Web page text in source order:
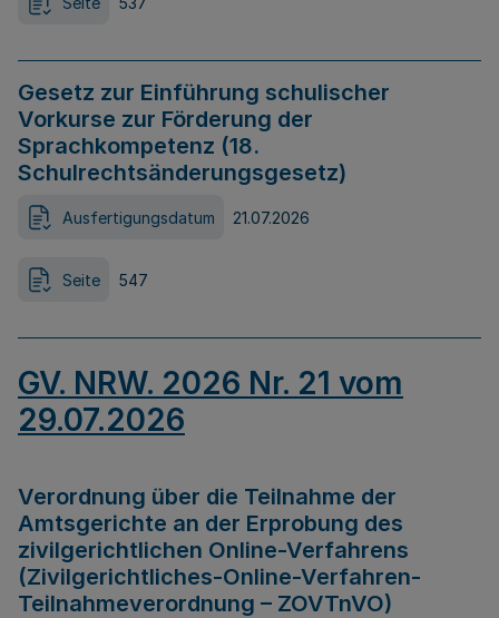
Gesetz zur Einführung schulischer
Vorkurse zur Förderung der
Sprachkompetenz (18.
Schulrechtsänderungsgesetz)
Ausfertigungsdatum 21.07.2026
Seite 547
GV. NRW. 2026 Nr. 21 vom
29.07.2026
Verordnung über die Teilnahme der
Amtsgerichte an der Erprobung des
zivilgerichtlichen Online-Verfahrens
(Zivilgerichtliches-Online-Verfahren-
Teilnahmeverordnung – ZOVTnVO)